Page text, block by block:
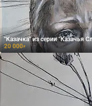
"Казачка" из серии "Казачья
20 000₽